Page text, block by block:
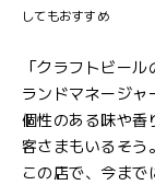
してもおすすめ
「クラフトビー
ランドマネージャ
個性のある味や香
客さまもいるそう。
この店で、今ま